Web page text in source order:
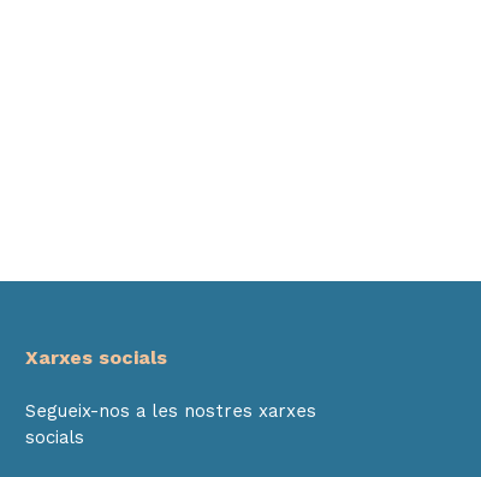
Xarxes socials
Segueix-nos a les nostres xarxes
socials